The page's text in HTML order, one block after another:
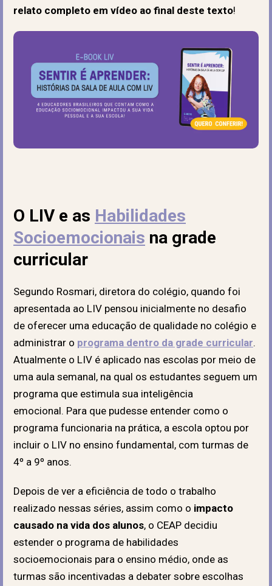
relato completo em vídeo ao final deste texto!
O LIV e as Habilidades
Socioemocionais na grade
curricular
Segundo Rosmari, diretora do colégio, quando foi
apresentada ao LIV pensou inicialmente no desafio
de oferecer uma educação de qualidade no colégio e
administrar o programa dentro da grade curricular.
Atualmente o LIV é aplicado nas escolas por meio de
uma aula semanal, na qual os estudantes seguem um
programa que estimula sua inteligência
emocional. Para que pudesse entender como o
programa funcionaria na prática, a escola optou por
incluir o LIV no ensino fundamental, com turmas de
4º a 9º anos.
Depois de ver a eficiência de todo o trabalho
realizado nessas séries, assim como o impacto
causado na vida dos alunos, o CEAP decidiu
estender o programa de habilidades
socioemocionais para o ensino médio, onde as
turmas são incentivadas a debater sobre escolhas